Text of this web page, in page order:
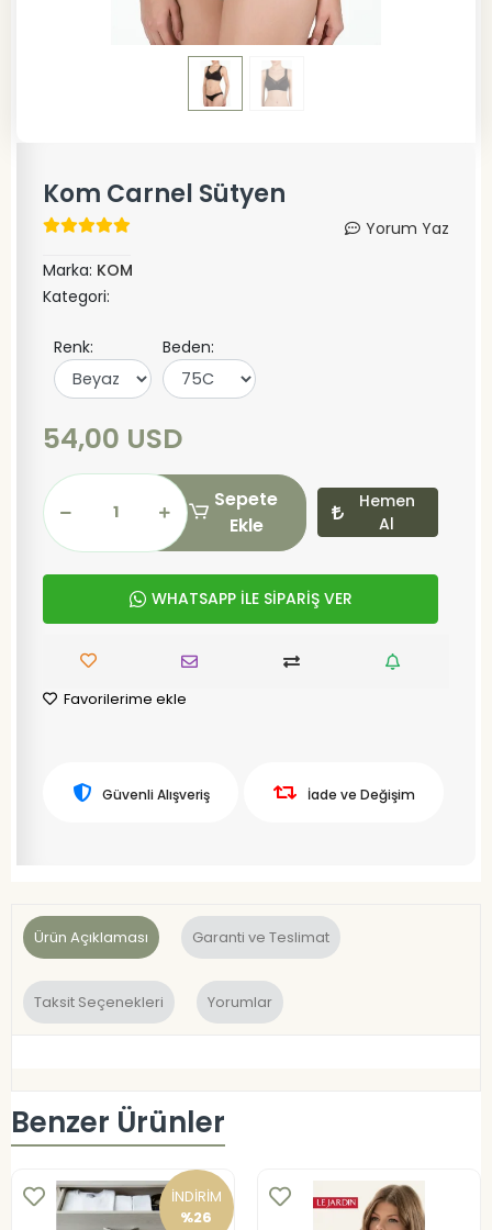
Kom Carnel Sütyen
Yorum Yaz
Marka: KOM
Kategori:
Renk: Beden:
54,00 USD
Sepete
Ekle
Hemen
Al
WHATSAPP İLE SİPARİŞ VER
Favorilerime ekle
Güvenli Alışveriş İade ve Değişim
Ürün Açıklaması Garanti ve Teslimat
Taksit Seçenekleri Yorumlar
Benzer Ürünler
İNDİRİM
%26